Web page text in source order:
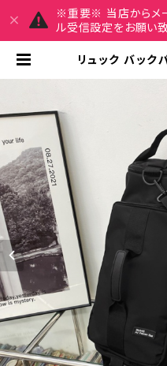
※重要※ 当店からメ
ル受信設定をお願い
リュック バック
40代 レディー